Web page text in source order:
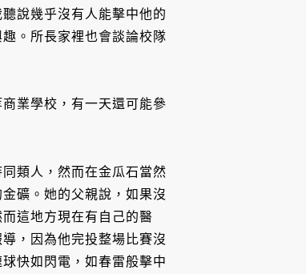
說幾乎沒有人能擊中他的
。所長家裡也會談論校隊
業學校，有一天還可能參
類人，然而在金瓜石當然
礦。她的父親說，如果沒
這地方現在有自己的醫
，因為他完投整場比賽沒
快如閃電，如春雷般擊中